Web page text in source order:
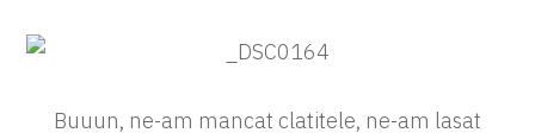
Buuun, ne-am mancat clatitele, ne-am lasat